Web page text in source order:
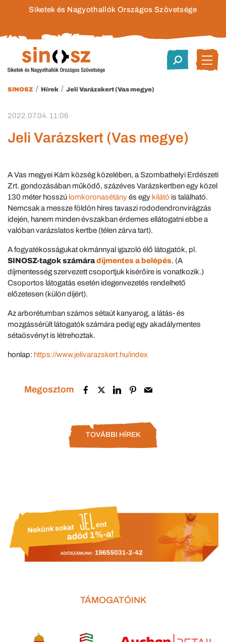
Siketek és Nagyothallók Országos Szövetsége
SINOSZ / Hírek / Jeli Varázskert (Vas megye)
2022.07.04. 11:06
Jeli Varázskert (Vas megye)
A Vas megyei Kám község közelében, a Szombathelyi Erdészeti
Zrt. gondozásában működő, százéves Varázskertben egy közel
130 méter hosszú lomkoronasétányés egy kilátó is található.
Nemcsak a messze földön híres tavaszi rododendronvirágzás
idején, hanem minden évszakban érdemes ellátogatni ebbe a
valóban varázslatos kertbe (télen zárva tart).
A fogyatékosságukat okmánnyal igazoló élő látogatók, pl.
SINOSZ-tagok számáradíjmentes a belépés. (A
díjmentesség szervezett csoportjuk kísérőire is vonatkozik.)
Csoportos látogatás esetén idegenvezetés rendelhető
előzetesen (külön díjért).
Az arborétumban számos sétaút kanyarog, a látás- és
mozgássérült látogatók számára pedig egy akadálymentes
sétaösvényt is létrehoztak.
honlap: https://www.jelivarazskert.hu/index
Megosztom
TOVÁBBI HÍREK
TÁMOGATÓINK